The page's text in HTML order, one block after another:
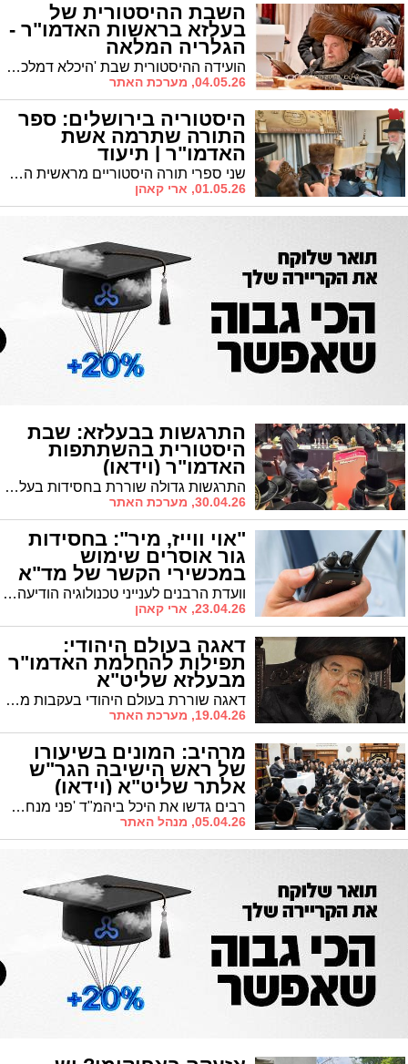
השבת ההיסטורית של
בעלזא בראשות האדמו"ר -
הגלריה המלאה
הועידה ההיסטורית שבת 'היכלא דמלכא' לגדולי התומכים בוני הבניינים החדשים למוסדות והישיבות הק' דחסידי בעלזא באר"י במלון 'מצודת דוד' בירושלים בראשות ובהשתתפות כ"ק מרן אדמו"ר שליט"א. צפו בגלריית ענק מעדשת מצלמתו של יהושע פרוכטר
04.05.26, מערכת האתר
היסטוריה בירושלים: ספר
התורה שתרמה אשת
האדמו"ר | תיעוד
שני ספרי תורה היסטוריים מראשית השושלת יוכנסו לבית המדרש קאפיטשניץ • האדמו"ר קרא לחסידים להשתתף במעמד הנדיר שיתקיים במועד נדיר: בשבת קודש
01.05.26, ארי קאהן
התרגשות בבעלזא: שבת
היסטורית בהשתתפות
האדמו"ר (וידאו)
התרגשות גדולה שוררת בחסידות בעלזא עם פתיחת אירועי השבת ההיסטורית "היכלא דמלכא" שהחלו היום במלון מצודת דוד בירושלים. שיא ההתרגשות נרשם הערב עם כניסתו של האדמו"ר מבעלזא למתחם כדי לשבות במחיצת התורמים הגדולים מקרב החסידות
30.04.26, מערכת האתר
"אוי ווייז, מיר": בחסידות
גור אוסרים שימוש
במכשירי הקשר של מד"א
וועדת הרבנים לענייני טכנולוגיה הודיעה על כך למד"א • החשש מגישה לרשת האינטרנט דרך אפליקציית ווייז
23.04.26, ארי קאהן
דאגה בעולם היהודי:
תפילות להחלמת האדמו"ר
מבעלזא שליט"א
דאגה שוררת בעולם היהודי בעקבות מצב בריאותו של האדמו"ר מבעלזא שנחלש בימים האחרונים. בנו של הרבי ביקש לציבור החסידים להעתיק בתפילה להחלמתו השלמה. שמו לתפילה: רבי ישכר דב בן מרים, בתוך שאר חולי עמו ישראל.
19.04.26, מערכת האתר
מרהיב: המונים בשיעורו
של ראש הישיבה הגר"ש
אלתר שליט"א (וידאו)
רבים גדשו את היכל ביהמ"ד 'פני מנחם' שברח' יוסף זיו, שם מסר ראש הישיבה שיעור עיוני, כאשר הוא מתפלפל כדרכו עם הלומדים
05.04.26, מנהל האתר